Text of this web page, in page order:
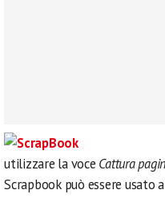
utilizzare la voce Cattura
Scrapbook può essere usato